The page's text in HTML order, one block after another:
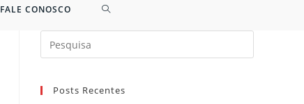
FALE CONOSCO
Search
for:
Posts Recentes